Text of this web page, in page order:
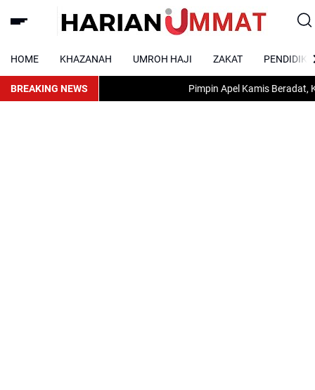
HOME KHAZANAH UMROH HAJI ZAKAT
BREAKING NEWS Pimpin Apel Kamis Beradat, Karo